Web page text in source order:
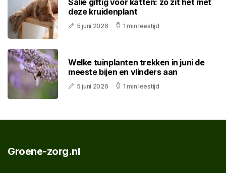
Salie giftig voor katten: zo zit het met
deze kruidenplant
5 juni 2026 1 min leestijd
Welke tuinplanten trekken in juni de
meeste bijen en vlinders aan
5 juni 2026 1 min leestijd
Groene-zorg.nl